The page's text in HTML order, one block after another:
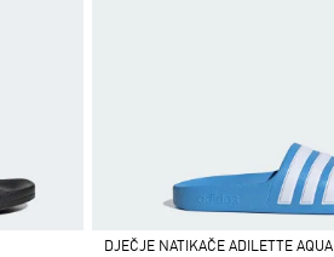
DJEČJE NATIKAČE ADILETTE AQUA